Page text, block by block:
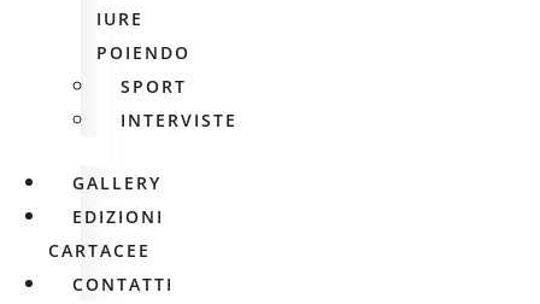
IURE
POIENDO
SPORT
INTERVISTE
GALLERY
EDIZIONI
CARTACEE
CONTATTI